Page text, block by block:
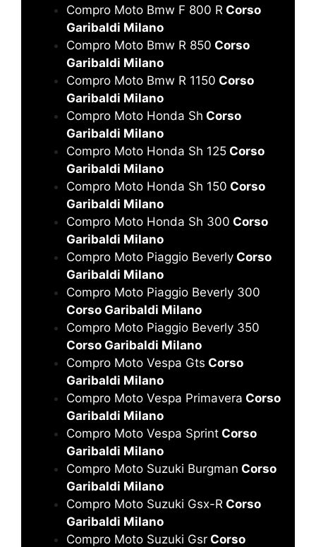
Compro Moto Bmw F 800 R Corso
Garibaldi Milano
Compro Moto Bmw R 850 Corso
Garibaldi Milano
Compro Moto Bmw R 1150 Corso
Garibaldi Milano
Compro Moto Honda Sh Corso
Garibaldi Milano
Compro Moto Honda Sh 125 Corso
Garibaldi Milano
Compro Moto Honda Sh 150 Corso
Garibaldi Milano
Compro Moto Honda Sh 300 Corso
Garibaldi Milano
Compro Moto Piaggio Beverly Corso
Garibaldi Milano
Compro Moto Piaggio Beverly 300
Corso Garibaldi Milano
Compro Moto Piaggio Beverly 350
Corso Garibaldi Milano
Compro Moto Vespa Gts Corso
Garibaldi Milano
Compro Moto Vespa Primavera Corso
Garibaldi Milano
Compro Moto Vespa Sprint Corso
Garibaldi Milano
Compro Moto Suzuki Burgman Corso
Garibaldi Milano
Compro Moto Suzuki Gsx-R Corso
Garibaldi Milano
Compro Moto Suzuki Gsr Corso